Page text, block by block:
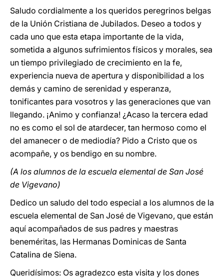
Saludo cordialmente a los queridos peregrinos belgas
de la Unión Cristiana de Jubilados. Deseo a todos y
cada uno que esta etapa importante de la vida,
sometida a algunos sufrimientos físicos y morales, sea
un tiempo privilegiado de crecimiento en la fe,
experiencia nueva de apertura y disponibilidad a los
demás y camino de serenidad y esperanza,
tonificantes para vosotros y las generaciones que van
llegando. ¡Animo y confianza! ¿Acaso la tercera edad
no es como el sol de atardecer, tan hermoso como el
del amanecer o de mediodía? Pido a Cristo que os
acompañe, y os bendigo en su nombre.
(A los alumnos de la escuela elemental de San José
de Vigevano)
Dedico un saludo del todo especial a los alumnos de la
escuela elemental de San José de Vigevano, que están
aquí acompañados de sus padres y maestras
beneméritas, las Hermanas Dominicas de Santa
Catalina de Siena.
Queridísimos: Os agradezco esta visita y los dones